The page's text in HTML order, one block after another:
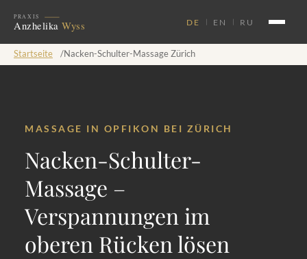
DE EN RU
Startseite /Nacken-Schulter-Massage Zürich
MASSAGE IN OPFIKON BEI ZÜRICH
Nacken-Schulter-
Massage –
Verspannungen im
oberen Rücken lösen